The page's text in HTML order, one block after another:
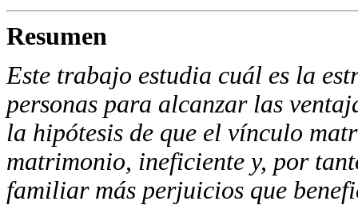
Resumen
Este trabajo estudia cuál es la
personas para alcanzar las
la hipótesis de que el vínculo
matrimonio, ineficiente y, por
familiar más perjuicios que